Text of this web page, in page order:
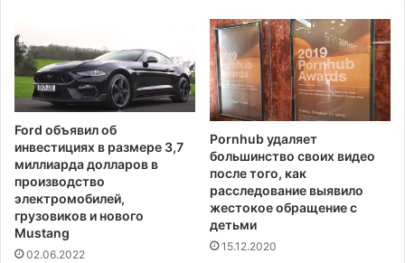
а
м
ы
й
ы
с
к
и
й
п
с
т
ю
а
ж
д
а
н
с
Ford объявил об
инвестициях в размере 3,7
миллиарда долларов в
производство
электромобилей,
грузовиков и нового
Mustang
02.06.2022
Pornhub удаляет
большинство своих видео
после того, как
расследование выявило
жестокое обращение с
детьми
15.12.2020